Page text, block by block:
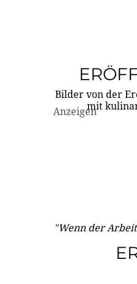
Bilder von der
mit
Anzeigen
"Wenn der